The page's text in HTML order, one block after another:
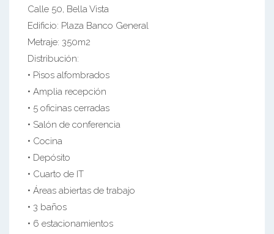
Calle 50, Bella Vista
Edificio: Plaza Banco General
Metraje: 350m2
Distribución:
• Pisos alfombrados
• Amplia recepción
• 5 oficinas cerradas
• Salón de conferencia
• Cocina
• Depósito
• Cuarto de IT
• Áreas abiertas de trabajo
• 3 baños
• 6 estacionamientos